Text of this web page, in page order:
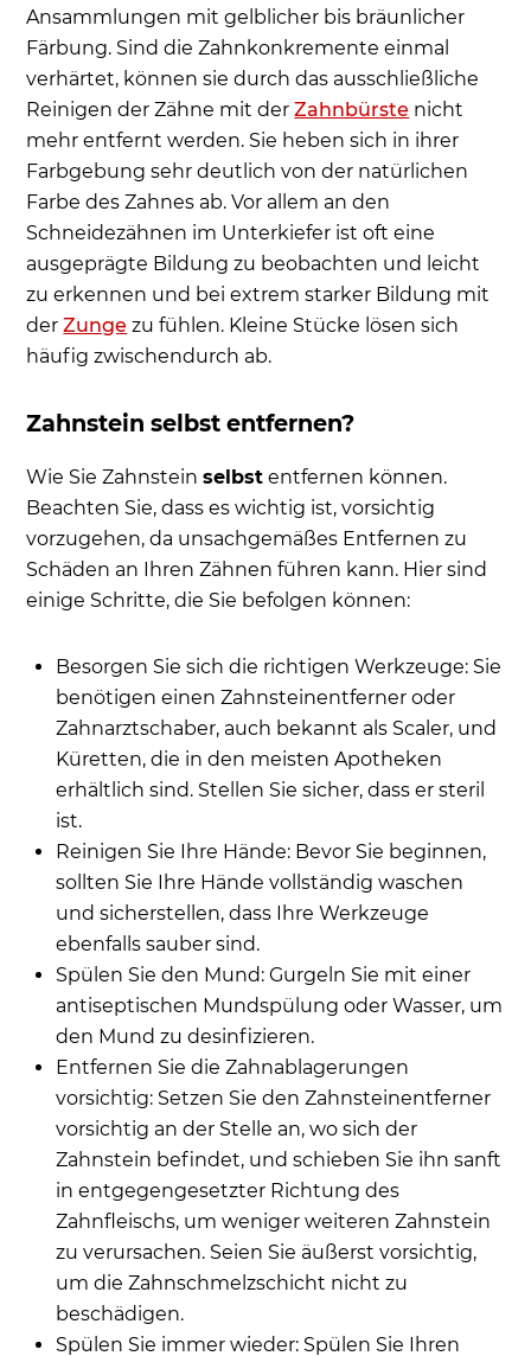
Ansammlungen mit gelblicher bis bräunlicher
Färbung. Sind die Zahnkonkremente einmal
verhärtet, können sie durch das ausschließliche
Reinigen der Zähne mit derZahnbürste nicht
mehr entfernt werden. Sie heben sich in ihrer
Farbgebung sehr deutlich von der natürlichen
Farbe des Zahnes ab. Vor allem an den
Schneidezähnen im Unterkiefer ist oft eine
ausgeprägte Bildung zu beobachten und leicht
zu erkennen und bei extrem starker Bildung mit
derZunge zu fühlen. Kleine Stücke lösen sich
häufig zwischendurch ab.
Zahnstein selbst entfernen?
Wie Sie Zahnsteinselbst entfernen können.
Beachten Sie, dass es wichtig ist, vorsichtig
vorzugehen, da unsachgemäßes Entfernen zu
Schäden an Ihren Zähnen führen kann. Hier sind
einige Schritte, die Sie befolgen können:
Besorgen Sie sich die richtigen Werkzeuge: Sie
benötigen einen Zahnsteinentferner oder
Zahnarztschaber, auch bekannt als Scaler, und
Küretten, die in den meisten Apotheken
erhältlich sind. Stellen Sie sicher, dass er steril
ist.
Reinigen Sie Ihre Hände: Bevor Sie beginnen,
sollten Sie Ihre Hände vollständig waschen
und sicherstellen, dass Ihre Werkzeuge
ebenfalls sauber sind.
Spülen Sie den Mund: Gurgeln Sie mit einer
antiseptischen Mundspülung oder Wasser, um
den Mund zu desinfizieren.
Entfernen Sie die Zahnablagerungen
vorsichtig: Setzen Sie den Zahnsteinentferner
vorsichtig an der Stelle an, wo sich der
Zahnstein befindet, und schieben Sie ihn sanft
in entgegengesetzter Richtung des
Zahnfleischs, um weniger weiteren Zahnstein
zu verursachen. Seien Sie äußerst vorsichtig,
um die Zahnschmelzschicht nicht zu
beschädigen.
Spülen Sie immer wieder: Spülen Sie Ihren